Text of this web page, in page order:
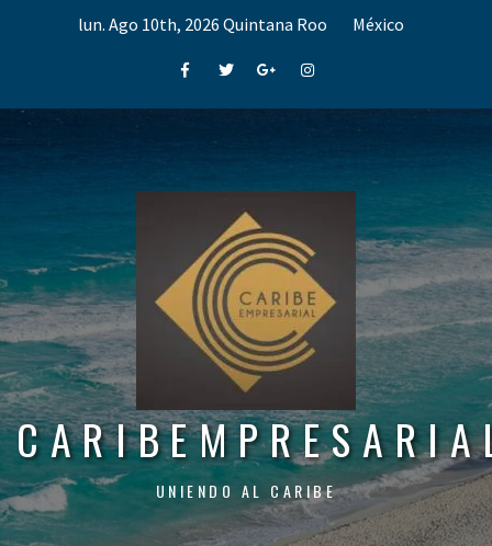
lun. Ago 10th, 2026 Quintana Roo México
FacebookTwitterGoogle+Instagram
UNIENDO AL CARIBE